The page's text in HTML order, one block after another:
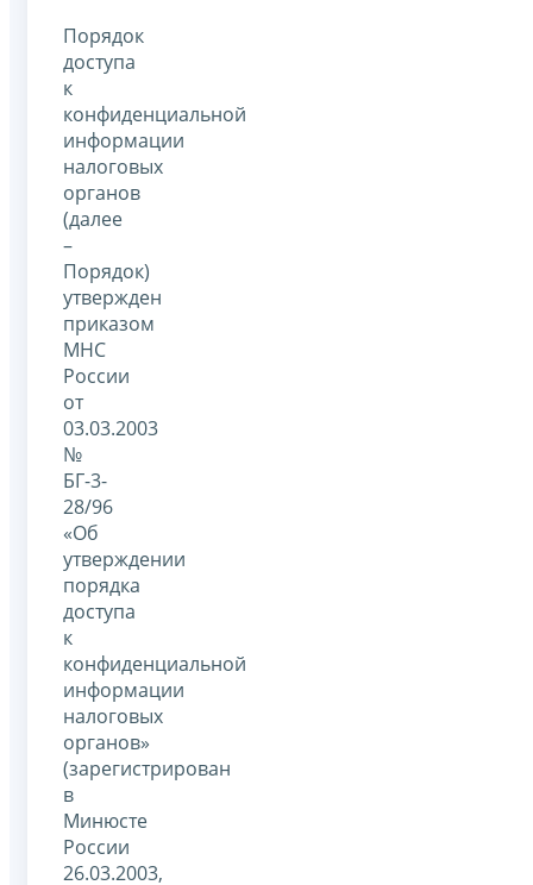
Порядок
доступа
к
конфиденциальной
информации
налоговых
органов
(далее
–
Порядок)
утвержден
приказом
МНС
России
от
03.03.2003
№
БГ-3-
28/96
«Об
утверждении
порядка
доступа
к
конфиденциальной
информации
налоговых
органов»
(зарегистрирован
в
Минюсте
России
26.03.2003,